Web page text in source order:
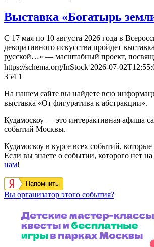
Выставка «Богатырь
С 17 мая по 10 августа 2026 года в
декоративного искусства пройдет
русской…» — масштабный проект,
https://schema.org/InStock 2026-07-
354 1
На нашем сайте вы найдете всю
выставка «От фигуратива к абстракции».
Кудамоскоу — это интерактивная афиша
событий Москвы.
Кудамоскоу в курсе всех событий,
Если вы знаете о событии, которого нет на
нам!
Напомнить
Вы организатор этого события?